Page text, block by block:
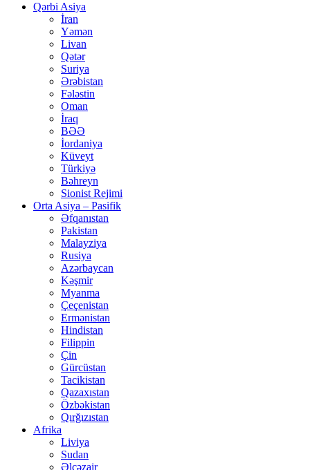
Qərbi Asiya
İran
Yəmən
Livan
Qətər
Suriya
Ərəbistan
Fələstin
Oman
İraq
BƏƏ
İordaniya
Küveyt
Türkiyə
Bəhreyn
Sionist Rejimi
Orta Asiya – Pasifik
Əfqanıstan
Pakistan
Malayziya
Rusiya
Azərbaycan
Kəşmir
Myanma
Çeçenistan
Ermənistan
Hindistan
Filippin
Çin
Gürcüstan
Tacikistan
Qazaxıstan
Özbəkistan
Qırğızıstan
Afrika
Liviya
Sudan
Əlcəzair